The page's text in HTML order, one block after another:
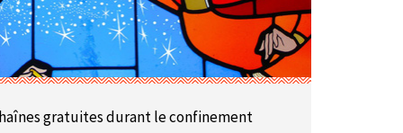
gratuites durant le confinement